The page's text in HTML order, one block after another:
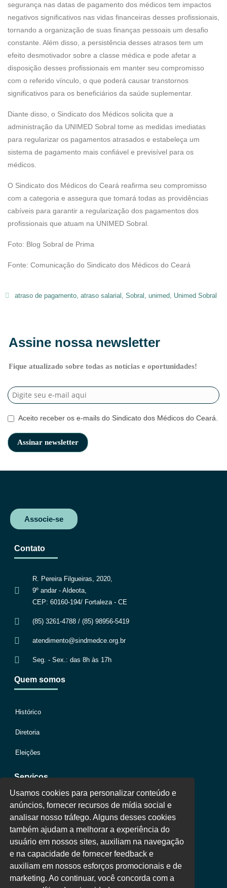
segurança nas datas de pagamento dos médicos tem impactos
negativos significativos nas vidas financeiras desses profissionais,
tornando a organização de suas finanças pessoais um desafio
constante. Além disso, a persistência desses atrasos tem um
efeito desmotivador sobre a classe médica e pode afetar a
disposição desses profissionais em manter seu compromisso
com o referido vínculo, o que poderá causar transtornos
significativos para os beneficiários da saúde suplementar.
Diante disso, o Sindicato dos Médicos solicita que a
administração da UNIMED Sobral tome as medidas imediatas
para regularizar os pagamentos atrasados e estabeleça um
sistema de pagamento mais confiável e previsível para os
médicos.
O Sindicato dos Médicos do Ceará reafirma seu compromisso
com a categoria e assegura que tomará todas as providências
cabíveis para garantir a regularização dos pagamentos dos
profissionais que atuam na UNIMED Sobral.
Foto: Blog Sobral de Prima
Fonte: Comunicação do Sindicato dos Médicos do Ceará
atraso de pagamento, atraso salarial , Sobral , unimed, Unimed Sobral
Assine nossa newsletter
Fique atualizado sobre todas as notícias e oportunidades!
Aceito receber os e-mails do Sindicato dos Médicos do Ceará.
Associe-se
Contato
R. Pereira Filgueiras, 2020,
9º andar - Aldeota,
CEP: 60160-194/ Fortaleza - CE
(85) 3261-4788 / (85) 98956-5419
atendimento@sindmedce.org.br
Seg. - Sex.: das 8h às 17h
Quem somos
Histórico
Diretoria
Eleições
Serviços
Jurídico
Oportunidades
Clube de Vantagens
Área Colaborador
Usamos cookies para personalizar conteúdo e
anúncios, fornecer recursos de mídia social e
analisar nosso tráfego. Alguns desses cookies
também ajudam a melhorar a experiência do
usuário em nossos sites, auxiliam na navegação
e na capacidade de fornecer feedback e
auxiliam em nossos esforços promocionais e de
marketing. Ao continuar, você concorda com a